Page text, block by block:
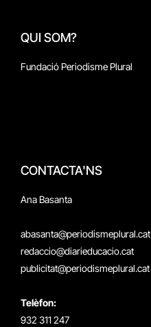
QUI SOM?
Fundació Periodisme Plural
CONTACTA'NS
Ana Basanta
abasanta@periodismeplural.cat
redaccio@diarieducacio.cat
publicitat@periodismeplural.cat
Telèfon:
932 311 247